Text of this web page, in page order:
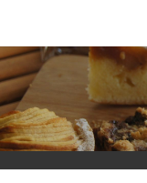
テ
ン
ツ
に